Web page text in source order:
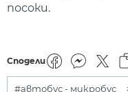
посоки.
Сподели
#автобус - микробус